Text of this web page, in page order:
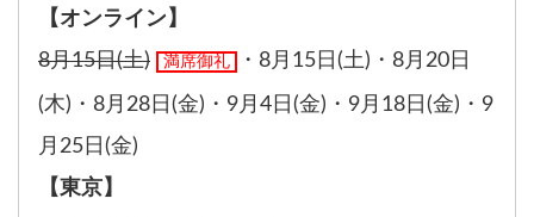
【オンライン】
8月15日(土) 満席御礼 ・ 8月15日(土) ・ 8月20日
(木) ・ 8月28日(金) ・ 9月4日(金) ・ 9月18日(金) ・ 9
月25日(金)
【東京】